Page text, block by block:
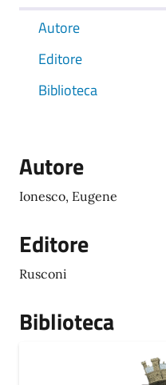
Autore
Editore
Biblioteca
Autore
Ionesco, Eugene
Editore
Rusconi
Biblioteca